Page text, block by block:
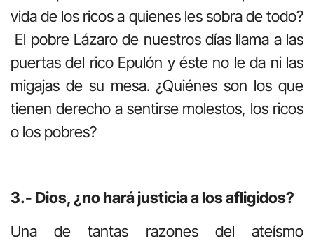
vida de los ricos a quienes les sobra de todo?
El pobre Lázaro de nuestros días llama a las
puertas del rico Epulón y éste no le da ni las
migajas de su mesa. ¿Quiénes son los que
tienen derecho a sentirse molestos, los ricos
o los pobres?
3.- Dios, ¿no hará justicia a los afligidos?
Una de tantas razones del ateísmo